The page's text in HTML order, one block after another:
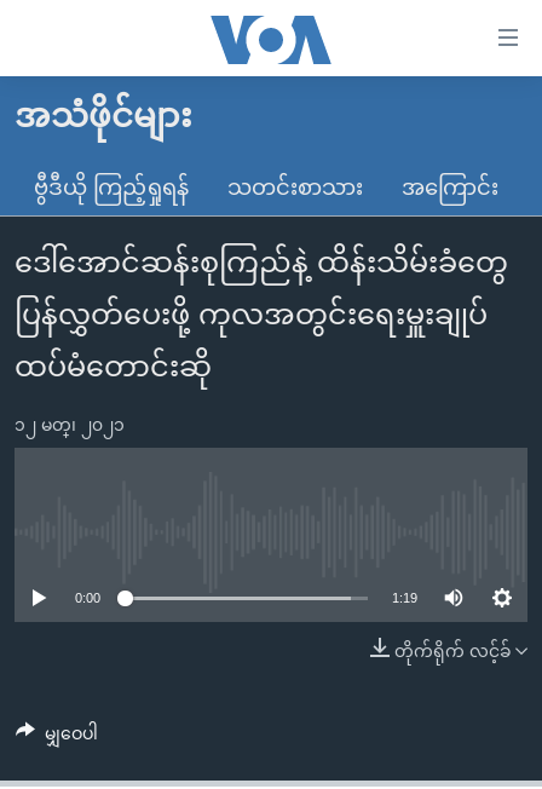
လွယ်ကူ
သည့်
Link
များ
ပင်မ
အကြောင်းအရာ
ကျော်
ကြည့်
ရှာဖွေ
မူလစာမျက်နှာ
မြန်မာ
ကမ္ဘာ့သတင်းများ
နိုင်ငံတကာ
အမေရိကန်
တရုတ်
အစ္စရေး-ပါလက်စတိုင်း
ဗွီဒီယို
သတင်းလွတ်လပ်ခွင့်
ရပ်ဝန်းတခု လမ်းတခု အလွန်
အင်္ဂလိပ်စာလေ့လာမယ်
အမေရိကန်သုံးအီဒီယံ
အပတ်စဉ်ကဏ္ဍများ
အသံဖိုင်များ
ဗွီဒီယို ကြည့်ရှုရန် သတင်းစာသား အကြောင်း
ဒေါ်အောင်ဆန်းစုကြည်နဲ့ ထိန်းသိမ်းခံတွေ
ပြန်လွှတ်ပေးဖို့ ကုလအတွင်းရေးမှူးချုပ်
ထပ်မံတောင်းဆို
၁၂ မတ္၊ ၂၀၂၁
0:00 1:19
တိုက်ရိုက် လင့်ခ်
မျှဝေပါ